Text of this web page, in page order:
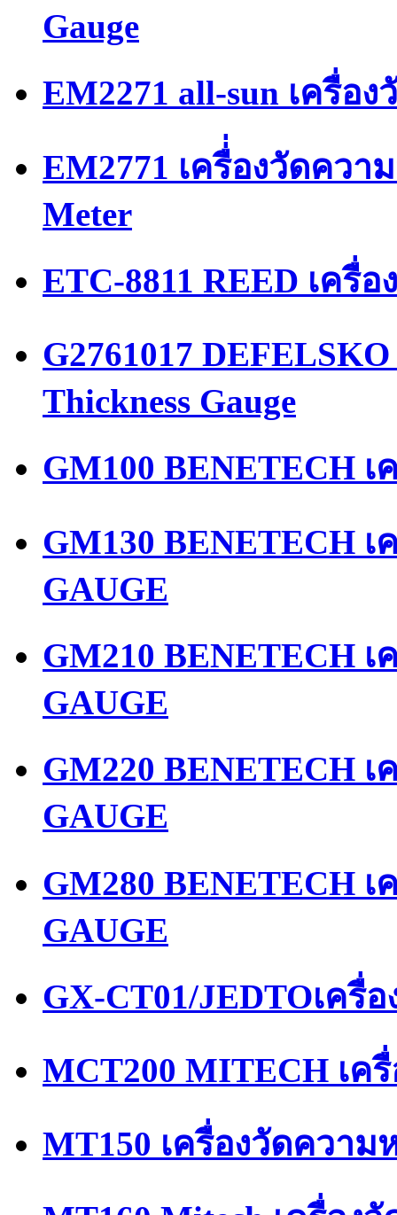
Gauge
EM2271 all-sun เครื่อ
EM2771 เครื่่องวัดควา
Meter
ETC-8811 REED เครื่
G2761017
Thickness Gauge
GM100 BENETECH
GM130 BENETECH
GAUGE
GM210 BENETECH
GAUGE
GM220 BENETECH
GAUGE
GM280 BENETECH
GAUGE
GX-CT01/JEDTOเครื่
MCT200 MITECH เค
MT150 เครื่องวัดความ